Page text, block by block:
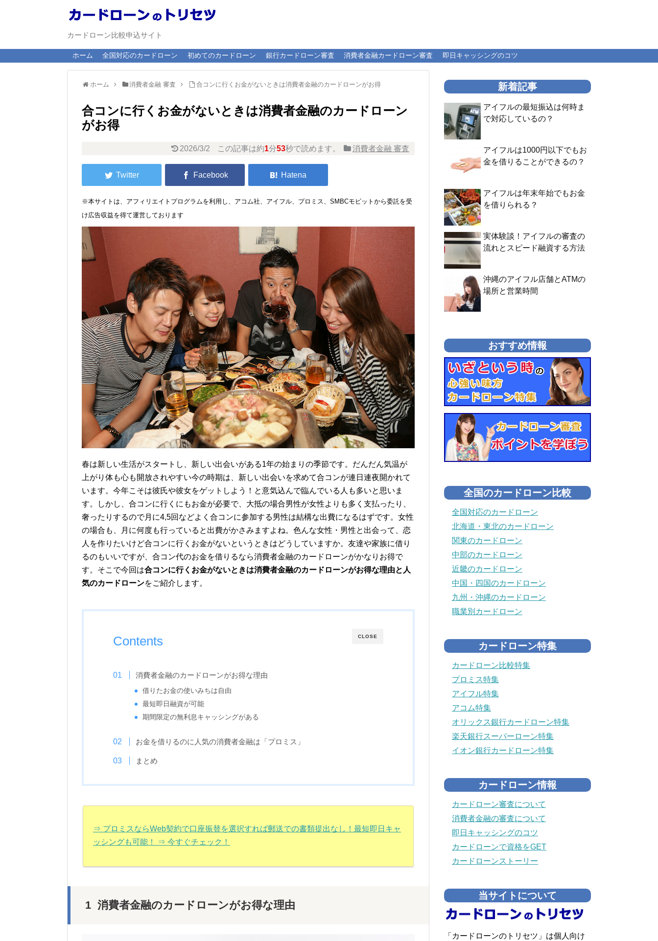
カードローン比較申込サイト
ホーム 全国対応のカードローン 初めてのカードローン 銀行カードローン審査 消費者金融カードローン審査 即日キャッシングのコツ
ホーム 消費者金融 審査 合コンに行くお金がないときは消費者金融のカードローンがお得
合コンに行くお金がないときは消費者金融のカードローン
がお得
2026/3/2 この記事は約1分53秒で読めます。 消費者金融 審査
※本サイトは、アフィリエイトプログラムを利用し、アコム社、アイフル、プロミス、SMBCモビットから委託を受
け広告収益を得て運営しております
春は新しい生活がスタートし、新しい出会いがある1年の始まりの季節です。だんだん気温が
上がり体も心も開放されやすい今の時期は、新しい出会いを求めて合コンが連日連夜開かれて
います。今年こそは彼氏や彼女をゲットしよう！と意気込んで臨んでいる人も多いと思いま
す。しかし、合コンに行くにもお金が必要で、大抵の場合男性が女性よりも多く支払ったり、
奢ったりするので月に4,5回などよく合コンに参加する男性は結構な出費になるはずです。女性
の場合も、月に何度も行っていると出費がかさみますよね。色んな女性・男性と出会って、恋
人を作りたいけど合コンに行くお金がないというときはどうしていますか。友達や家族に借り
るのもいいですが、合コン代のお金を借りるなら消費者金融のカードローンがかなりお得で
す。そこで今回は合コンに行くお金がないときは消費者金融のカードローンがお得な理由と人
気のカードローンをご紹介します。
CLOSE
Contents
消費者金融のカードローンがお得な理由
借りたお金の使いみちは自由
最短即日融資が可能
期間限定の無利息キャッシングがある
お金を借りるのに人気の消費者金融は「プロミス」
まとめ
⇒ プロミスならWeb契約で口座振替を選択すれば郵送での書類提出なし！最短即日キャ
ッシングも可能！ ⇒ 今すぐチェック！
消費者金融のカードローンがお得な理由
新着記事
アイフルの最短振込は何時ま
で対応しているの？
アイフルは1000円以下でもお
金を借りることができるの？
アイフルは年末年始でもお金
を借りられる？
実体験談！アイフルの審査の
流れとスピード融資する方法
沖縄のアイフル店舗とATMの
場所と営業時間
おすすめ情報
全国のカードローン比較
全国対応のカードローン
北海道・東北のカードローン
関東のカードローン
中部のカードローン
近畿のカードローン
中国・四国のカードローン
九州・沖縄のカードローン
職業別カードローン
カードローン特集
カードローン比較特集
プロミス特集
アイフル特集
アコム特集
オリックス銀行カードローン特集
楽天銀行スーパーローン特集
イオン銀行カードローン特集
カードローン情報
カードローン審査について
消費者金融の審査について
即日キャッシングのコツ
カードローンで資格をGET
カードローンストーリー
当サイトについて
「カードローンのトリセツ」は個人向け